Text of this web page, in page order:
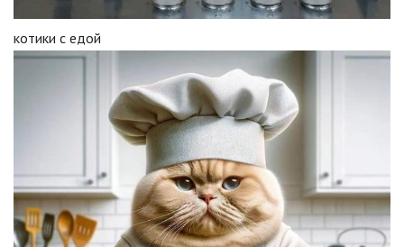
котики с едой